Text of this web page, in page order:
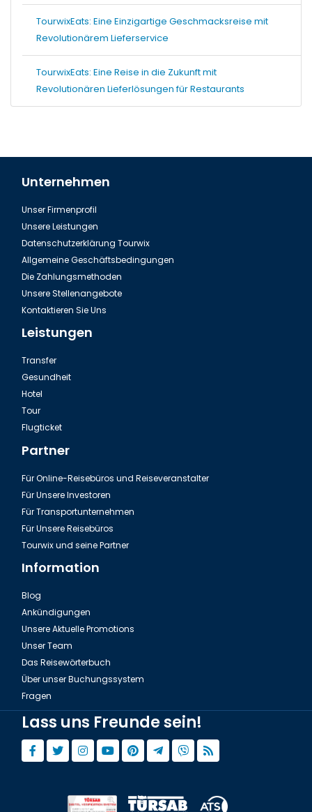
TourwixEats: Eine Einzigartige Geschmacksreise mit
Revolutionärem Lieferservice
TourwixEats: Eine Reise in die Zukunft mit
Revolutionären Lieferlösungen für Restaurants
Unternehmen
Unser Firmenprofil
Unsere Leistungen
Datenschutzerklärung Tourwix
Allgemeine Geschäftsbedingungen
Die Zahlungsmethoden
Unsere Stellenangebote
Kontaktieren Sie Uns
Leistungen
Transfer
Gesundheit
Hotel
Tour
Flugticket
Partner
Für Online-Reisebüros und Reiseveranstalter
Für Unsere Investoren
Für Transportunternehmen
Für Unsere Reisebüros
Tourwix und seine Partner
Information
Blog
Ankündigungen
Unsere Aktuelle Promotions
Unser Team
Das Reisewörterbuch
Über unser Buchungssystem
Fragen
Lass uns Freunde sein!